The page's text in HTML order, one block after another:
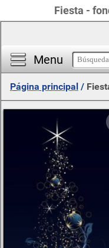
Fiesta -
Menu
Página principal /